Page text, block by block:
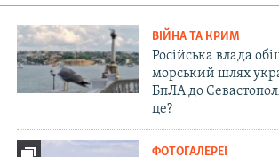
ВІЙНА ТА КРИМ
Російська влада
морський шлях
БпЛА до
це?
ФОТОГАЛЕРЕЇ